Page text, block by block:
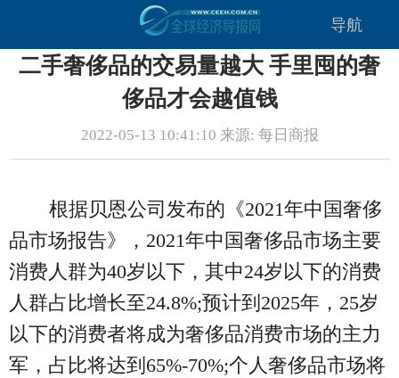
导航
二手奢侈品的交易量越大 手里囤的奢
侈品才会越值钱
2022-05-13 10:41:10 来源: 每日商报
根据贝恩公司发布的《2021年中国奢侈
品市场报告》，2021年中国奢侈品市场主要
消费人群为40岁以下，其中24岁以下的消费
人群占比增长至24.8%;预计到2025年，25岁
以下的消费者将成为奢侈品消费市场的主力
军，占比将达到65%-70%;个人奢侈品市场将